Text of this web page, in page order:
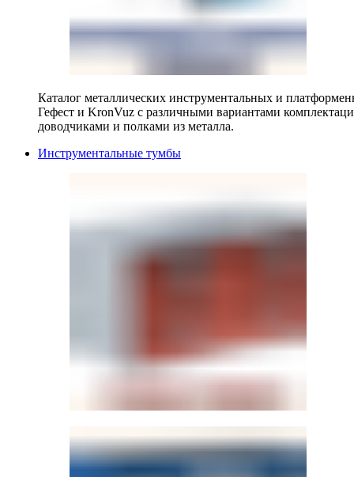
Каталог металлических инструментальных и
Гефест и KronVuz с различными вариантами
доводчиками и полками из металла.
Инструментальные тумбы